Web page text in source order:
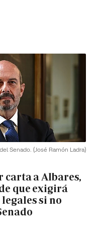
Senado. (José Ramón Ladra)
carta a Albares,
que exigirá
si no